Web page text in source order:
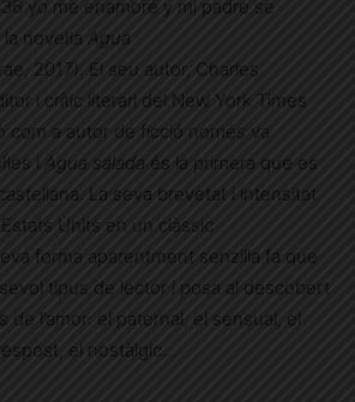
yo me enamoré y mi padre se
novel·la Agua
2017). El seu autor, Charles
i crític literari del New York Times
com a autor de ficció només va
i
Agua salada és la primera que es
La seva brevetat i intensitat
Units en un clàssic
forma aparentment senzilla fa que
tipus de lector i posa al descobert
de l’amor: el paternal, el sensual, el
el nostàlgic…